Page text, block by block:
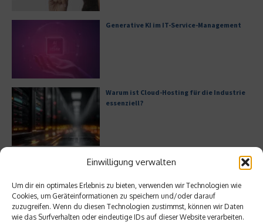
Einwilligung verwalten
Um dir ein optimales Erlebnis zu bieten, verwenden wir Technologien wie
Cookies, um Geräteinformationen zu speichern und/oder darauf
zuzugreifen. Wenn du diesen Technologien zustimmst, können wir Daten
wie das Surfverhalten oder eindeutige IDs auf dieser Website verarbeiten.
Generative KI im IT-Service-Management
Warum ist Cloud-Hosting für die Industrie
essenziell?
Bürofläche neu denken